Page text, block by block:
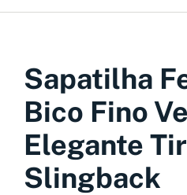
Sapatilha
Bico Fino
Elegante
Slingback